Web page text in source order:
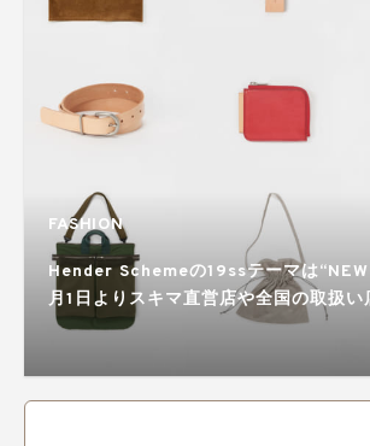
FASHION
Hender Schemeの19ssテーマは
月1日よりスキマ直営店や全国の取扱い
売